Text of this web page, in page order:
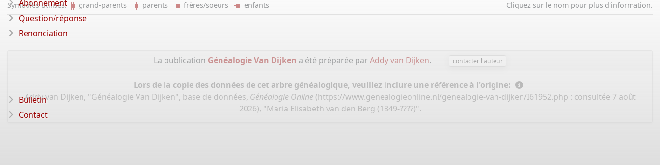
Cliquez sur le nom pour plus d'information.
Symboles utilisés: grand-parents parents frères/soeurs enfants
La publication Généalogie Van Dijken a été préparée par Addy van Dijken. contacter l'auteur
Lors de la copie des données de cet arbre généalogique, veuillez inclure une référence à l'origine:
Addy van Dijken, "Généalogie Van Dijken", base de données, Généalogie Online (https://www.genealogieonline.nl/genealogie-van-dijken/I61952.php : consultée 7 août
2026), "Maria Elisabeth van den Berg (1849-????)".
Abonnement
Question/réponse
Renonciation
Bulletin
Contact